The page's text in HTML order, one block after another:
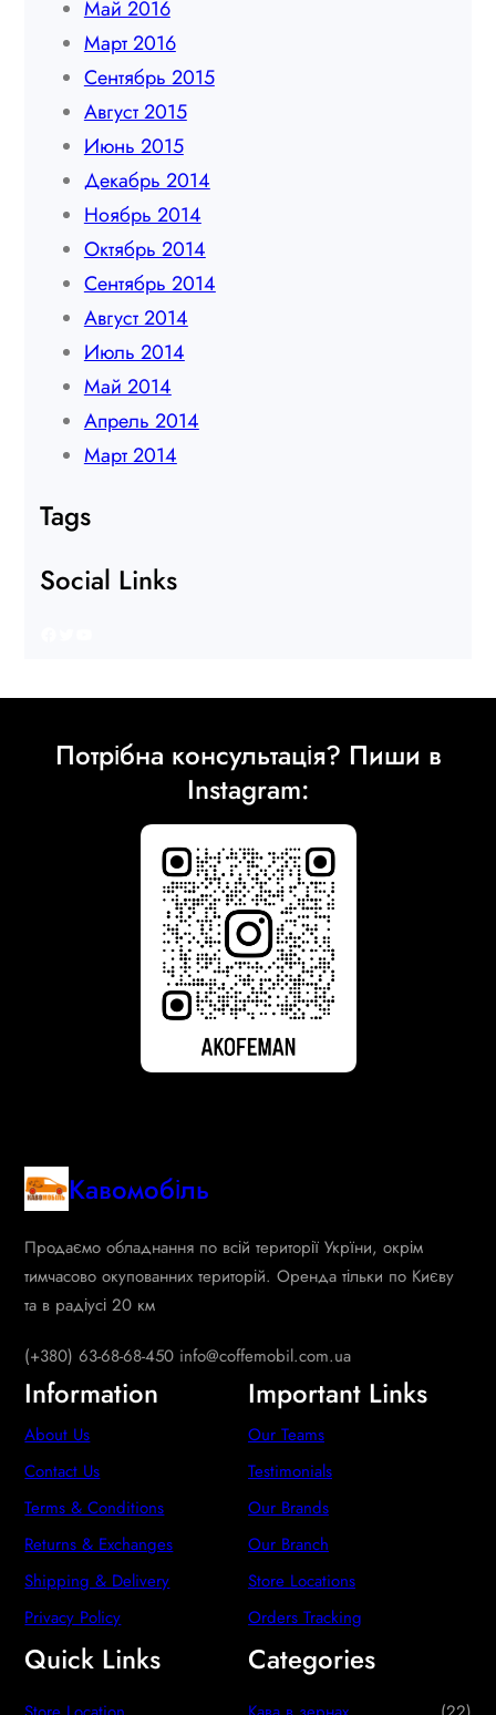
Май 2016
Март 2016
Сентябрь 2015
Август 2015
Июнь 2015
Декабрь 2014
Ноябрь 2014
Октябрь 2014
Сентябрь 2014
Август 2014
Июль 2014
Май 2014
Апрель 2014
Март 2014
Tags
Social Links
Потрібна консультація? Пиши в
Instagram:
Кавомобіль
Продаємо обладнання по всій території Укрїни, окрім
тимчасово окупованних територій. Оренда тільки по Києву
та в радіусі 20 км
(+380) 63-68-68-450 info@coffemobil.com.ua
Information
About Us
Contact Us
Terms & Conditions
Returns & Exchanges
Shipping & Delivery
Privacy Policy
Important Links
Our Teams
Testimonials
Our Brands
Our Branch
Store Locations
Orders Tracking
Quick Links Categories